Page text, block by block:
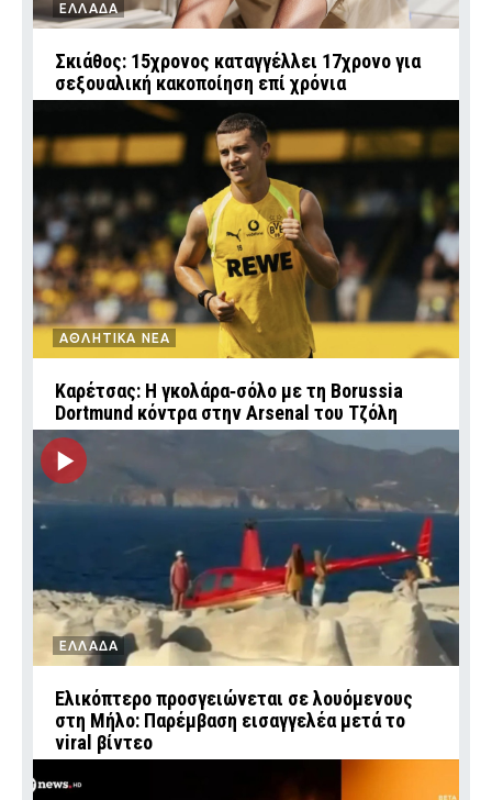
ΕΛΛΑΔΑ
Σκιάθος: 15χρονος καταγγέλλει 17χρονο για
σεξουαλική κακοποίηση επί χρόνια
ΑΘΛΗΤΙΚΑ ΝΕΑ
Καρέτσας: Η γκολάρα‑σόλο με τη Borussia
Dortmund κόντρα στην Arsenal του Τζόλη
ΕΛΛΑΔΑ
Ελικόπτερο προσγειώνεται σε λουόμενους
στη Μήλο: Παρέμβαση εισαγγελέα μετά το
viral βίντεο